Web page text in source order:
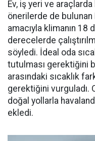
Ev, iş yeri ve
önerilerde de bulunan
amacıyla klimanın
derecelerde
söyledi. İdeal oda
tutulması gerektiğini
arasındaki sıcaklık
gerektiğini vurguladı.
doğal yollarla
ekledi.